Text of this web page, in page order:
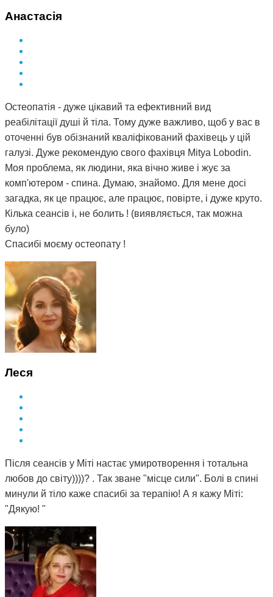
Анастасія
Остеопатія - дуже цікавий та ефективний вид
реабілітації душі й тіла. Тому дуже важливо, щоб у вас в
оточенні був обізнаний кваліфікований фахівець у цій
галузі. Дуже рекомендую свого фахівця Mitya Lobodin.
Моя проблема, як людини, яка вічно живе і жує за
комп'ютером - спина. Думаю, знайомо. Для мене досі
загадка, як це працює, але працює, повірте, і дуже круто.
Кілька сеансів і, не болить ! (виявляється, так можна
було)
Спасибі моєму остеопату !
Леся
Після сеансів у Міті настає умиротворення і тотальна
любов до світу))))? . Так зване "місце сили". Болі в спині
минули й тіло каже спасибі за терапію! А я кажу Міті:
"Дякую! "